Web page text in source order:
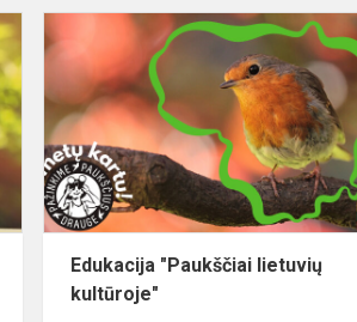
Edukacija "Paukščiai lietuvių
kultūroje"